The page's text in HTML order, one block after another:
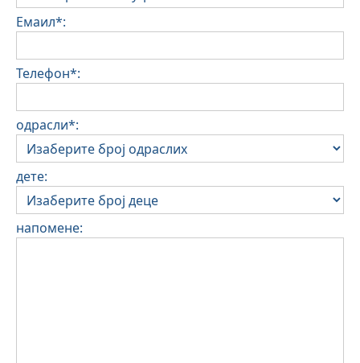
Емаил*:
Телефон*:
одрасли*:
дете:
напомене: